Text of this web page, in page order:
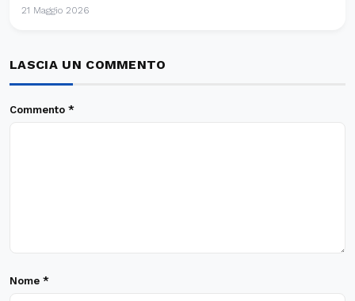
21 Maggio 2026
LASCIA UN COMMENTO
Commento *
Nome *